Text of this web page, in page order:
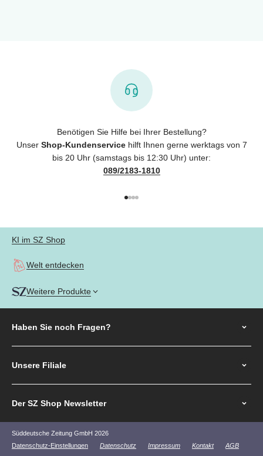
Benötigen Sie Hilfe bei Ihrer Bestellung?
Unser Shop-Kundenservicehilft Ihnen gerne werktags von 7
bis 20 Uhr (samstags bis 12:30 Uhr) unter:
089/2183-1810
KI im SZ Shop
Welt entdecken
Weitere Produkte
Haben Sie noch Fragen?
Unsere Filiale
Der SZ Shop Newsletter
Süddeutsche Zeitung GmbH 2026
Datenschutz-Einstellungen
Datenschutz Impressum Kontakt
AGB